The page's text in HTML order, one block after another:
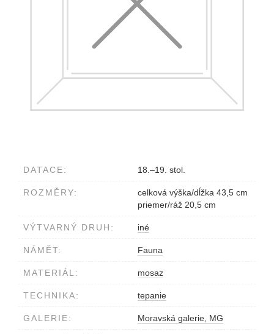
DATACE: 18.–19. stol.
ROZMĚRY:
celková výška/dĺžka 43,5 cm
priemer/ráž 20,5 cm
VÝTVARNÝ DRUH: iné
NÁMĚT: Fauna
MATERIÁL: mosaz
TECHNIKA: tepanie
GALERIE: Moravská galerie, MG